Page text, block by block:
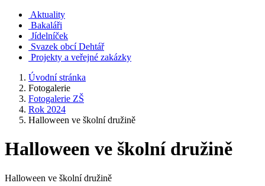
Aktuality
Bakaláři
Jídelníček
Svazek obcí Dehtář
Projekty a veřejné zakázky
Úvodní stránka
Fotogalerie
Fotogalerie ZŠ
Rok 2024
Halloween ve školní družině
Halloween ve školní družině
Halloween ve školní družině